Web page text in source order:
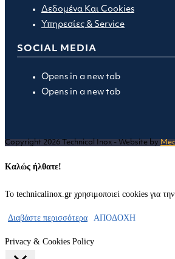
Δεδομένα Και Cookies
Υπηρεσίες & Service
SOCIAL MEDIA
Opens in a new tab
Opens in a new tab
Copyright 2026 Technical Inox - Website by
Καλώς ήλθατε!
Το technicalinox.gr χρησιμοποιεί cookies για
Διαβάστε περισσότερα ΑΠΟΔΟΧΗ
Privacy & Cookies Policy